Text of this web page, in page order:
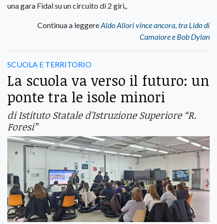
una gara Fidal su un circuito di 2 giri,.
Continua a leggereAldo Allori vince ancora, tra Lido di
Camaiore e Bob Dylan
SCUOLA E TERRITORIO
La scuola va verso il futuro: un
ponte tra le isole minori
di Istituto Statale d'Istruzione Superiore “R.
Foresi”